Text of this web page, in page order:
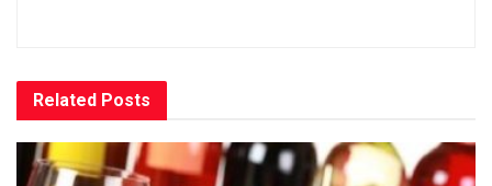
Related Posts